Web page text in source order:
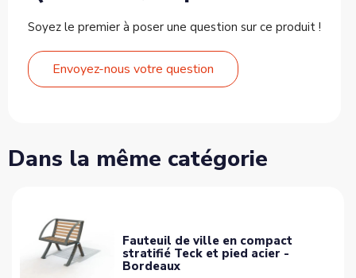
Soyez le premier à poser une question sur ce produit !
Envoyez-nous votre question
Dans la même catégorie
Fauteuil de ville en compact
stratifié Teck et pied acier -
Bordeaux